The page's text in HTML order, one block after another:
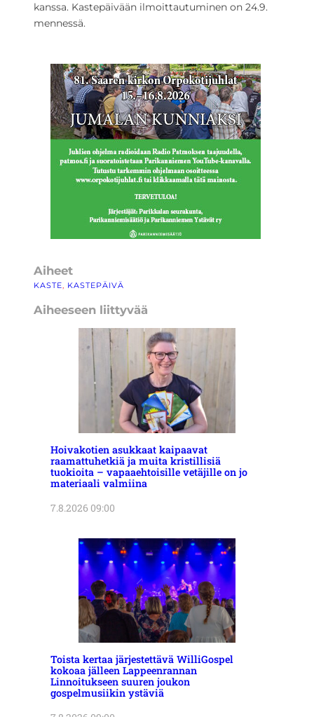
kanssa. Kastepäivään ilmoittautuminen on 24.9.
mennessä.
Aiheet
KASTE, KASTEPÄIVÄ
Aiheeseen liittyvää
Hoivakotien asukkaat kaipaavat
raamattuhetkiä ja muita kristillisiä
tuokioita – vapaaehtoisille vetäjille on jo
materiaali valmiina
7.8.2026 09:00
Toista kertaa järjestettävä WilliGospel
kokoaa jälleen Lappeenrannan
Linnoitukseen suuren joukon
gospelmusiikin ystäviä